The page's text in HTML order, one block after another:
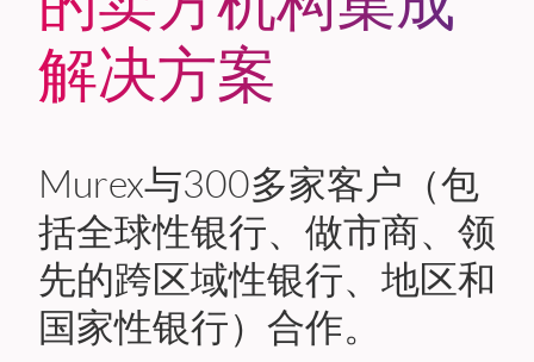
解决方案
Murex与300多家客户（包
括全球性银行、做市商、领
先的跨区域性银行、地区和
国家性银行）合作。